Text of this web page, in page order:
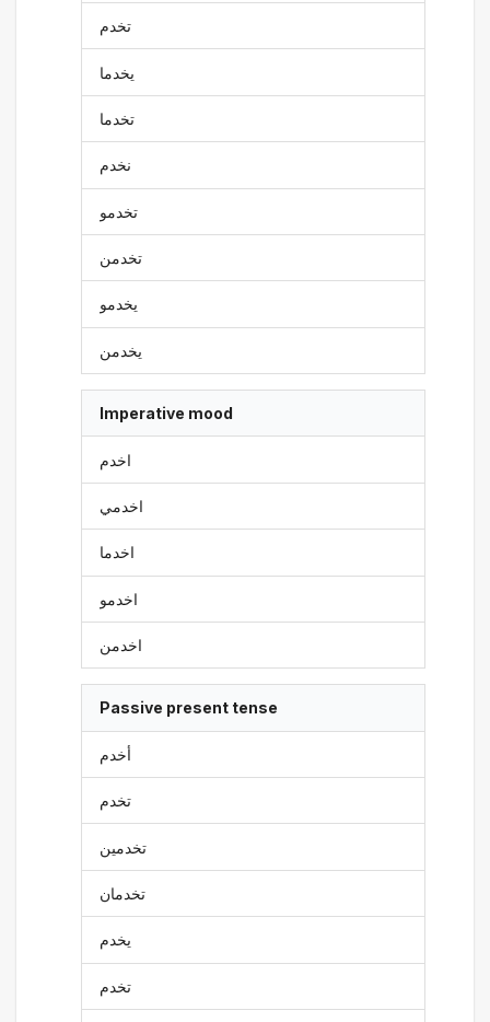
تخدم
يخدما
تخدما
نخدم
تخدمو
تخدمن
يخدمو
يخدمن
Imperative mood
اخدم
اخدمي
اخدما
اخدمو
اخدمن
Passive present tense
أخدم
تخدم
تخدمين
تخدمان
يخدم
تخدم